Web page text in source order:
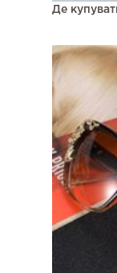
Де